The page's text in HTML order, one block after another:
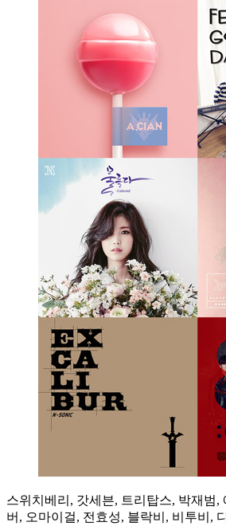
스위치베리, 갓세븐, 트리탑스, 박재범,
버, 오마이걸, 전효성, 블락비, 비투비,